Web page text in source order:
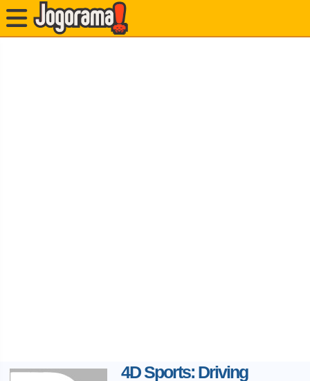
4D Sports: Driving